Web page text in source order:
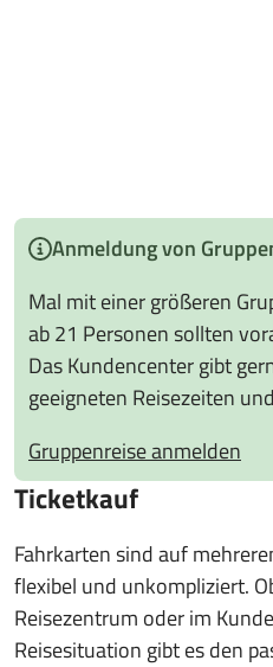
Anmeldung von
Mal mit einer größeren
ab 21 Personen sollten
Das Kundencenter gibt
geeigneten Reisezeiten
Gruppenreise anmelden
Ticketkauf
Fahrkarten sind auf
flexibel und unkompliziert.
Reisezentrum oder im
Reisesituation gibt es den